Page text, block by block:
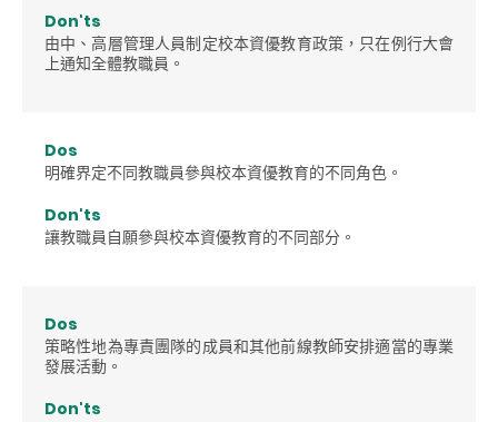
Don'ts
由中、高層管理人員制定校本資優教育政策，只在例行大會
上通知全體教職員。
Dos
明確界定不同教職員參與校本資優教育的不同角色。
Don'ts
讓教職員自願參與校本資優教育的不同部分。
Dos
策略性地為專責團隊的成員和其他前線教師安排適當的專業
發展活動。
Don'ts